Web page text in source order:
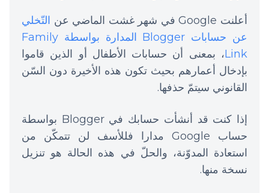
أعلنت Google في شهر غشت الماضي عن
التّخلي
عن حسابات Blogger المدارة بواسطة Family
Link، بمعنى أن حسابات الأطفال أو الذين قاموا
بإدخال أعمارهم بحيث تكون هذه الأخيرة دون السّن
القانوني سيتمّ حذفها.
إذا كنت قد أنشأت حسابك في Blogger بواسطة
حساب Google مدارا فللأسف لن تتمكّن من
استعادة المدوّنة، والحلّ في هذه الحالة هو تنزيل
نسخة منها.